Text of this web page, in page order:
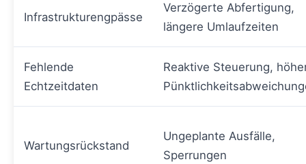
Infrastrukturengpässe
Verzögerte Abfertigung,
längere Umlaufzeiten
Fehlende
Echtzeitdaten
Reaktive Steuerung,
Wartungsrückstand
Ungeplante Ausfälle,
Sperrungen